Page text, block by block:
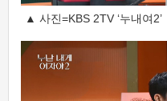
▲ 사진=KBS 2TV ‘누내여2’